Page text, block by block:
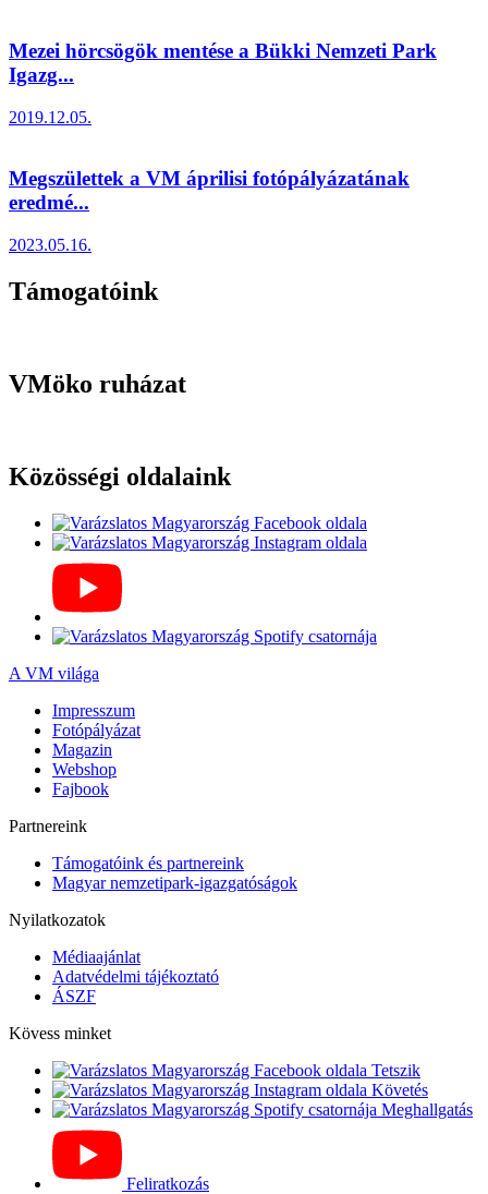
Mezei hörcsögök mentése a Bükki Nemzeti Park
Igazg...
2019.12.05.
Megszülettek a VM áprilisi fotópályázatának
eredmé...
2023.05.16.
Támogatóink
VMöko ruházat
Közösségi oldalaink
A VM világa
Impresszum
Fotópályázat
Magazin
Webshop
Fajbook
Partnereink
Támogatóink és partnereink
Magyar nemzetipark-igazgatóságok
Nyilatkozatok
Médiaajánlat
Adatvédelmi tájékoztató
ÁSZF
Kövess minket
Tetszik
Követés
Meghallgatás
Feliratkozás